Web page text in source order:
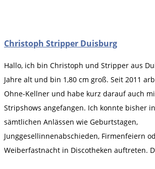
Christoph Stripper Duisburg
Hallo, ich bin Christoph und Stripper aus
Jahre alt und bin 1,80 cm groß. Seit 2011
Ohne-Kellner und habe kurz darauf auch
Stripshows angefangen. Ich konnte bisher
sämtlichen Anlässen wie Geburtstagen,
Junggesellinnenabschieden, Firmenfeiern
Weiberfastnacht in Discotheken auftreten.